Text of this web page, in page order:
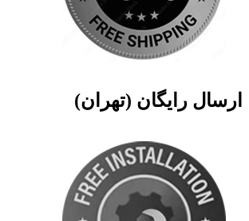
ارسال رایگان (تهران)